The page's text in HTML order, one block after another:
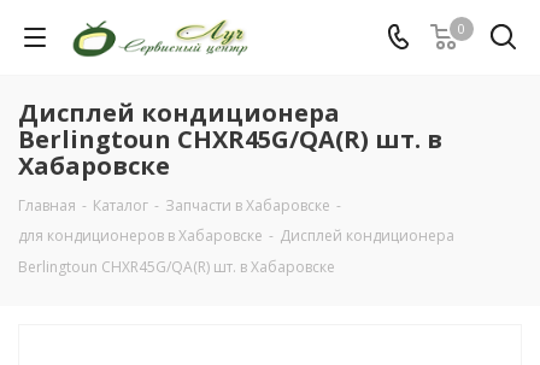
0
Дисплей кондиционера
Berlingtoun CHXR45G/QA(R) шт. в
Хабаровске
Главная - Каталог - Запчасти в Хабаровске -
для кондиционеров в Хабаровске - Дисплей кондиционера
Berlingtoun CHXR45G/QA(R) шт. в Хабаровске